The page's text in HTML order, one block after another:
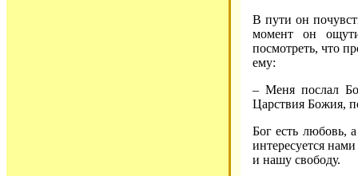
В пути он
момент он
посмотреть, что
ему:
– Меня послал
Царствия Божия,
Бог есть любовь,
интересуется
и нашу свободу.